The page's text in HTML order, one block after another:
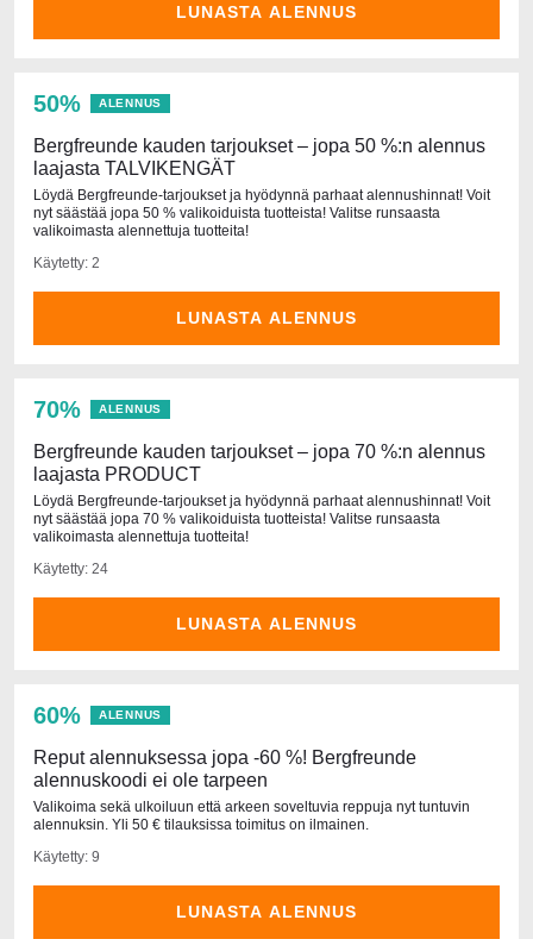
LUNASTA ALENNUS
50% ALENNUS
Bergfreunde kauden tarjoukset – jopa 50 %:n alennus
laajasta TALVIKENGÄT
Löydä Bergfreunde-tarjoukset ja hyödynnä parhaat alennushinnat! Voit
nyt säästää jopa 50 % valikoiduista tuotteista! Valitse runsaasta
valikoimasta alennettuja tuotteita!
Käytetty: 2
LUNASTA ALENNUS
70% ALENNUS
Bergfreunde kauden tarjoukset – jopa 70 %:n alennus
laajasta PRODUCT
Löydä Bergfreunde-tarjoukset ja hyödynnä parhaat alennushinnat! Voit
nyt säästää jopa 70 % valikoiduista tuotteista! Valitse runsaasta
valikoimasta alennettuja tuotteita!
Käytetty: 24
LUNASTA ALENNUS
60% ALENNUS
Reput alennuksessa jopa -60 %! Bergfreunde
alennuskoodi ei ole tarpeen
Valikoima sekä ulkoiluun että arkeen soveltuvia reppuja nyt tuntuvin
alennuksin. Yli 50 € tilauksissa toimitus on ilmainen.
Käytetty: 9
LUNASTA ALENNUS